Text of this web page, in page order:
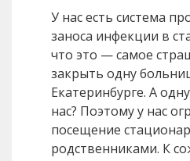
У нас есть система
заноса инфекции в
что это — самое
закрыть одну
Екатеринбурге. А
нас? Поэтому у нас
посещение
родственниками. К